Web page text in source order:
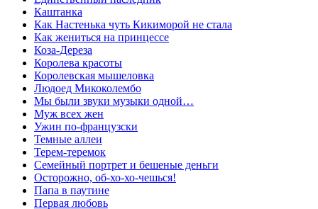
Каштанка
Как Настенька чуть Кикиморой не стала
Как жениться на принцессе
Коза-Дереза
Королева красоты
Королевская мышеловка
Людоед Микоколембо
Мы были звуки музыки одной…
Муж всех жен
Ужин по-французски
Темные аллеи
Терем-теремок
Семейный портрет и бешеные деньги
Осторожно, об-хо-хо-чешься!
Папа в паутине
Первая любовь